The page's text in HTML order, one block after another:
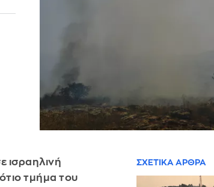
ισραηλινή
τμήμα του
ΣΧΕΤΙΚΑ ΑΡΘΡΑ